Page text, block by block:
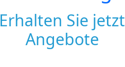
Erhalten Sie jetzt
Angebote